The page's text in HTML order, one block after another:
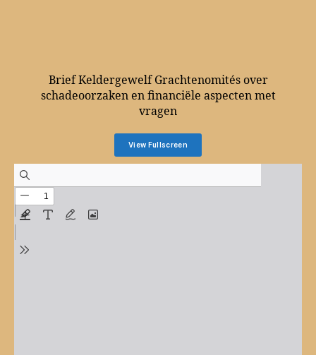
en
financiële
Brief Keldergewelf Grachtenomités over
schadeoorzaken en financiële aspecten met
vragen
View Fullscreen